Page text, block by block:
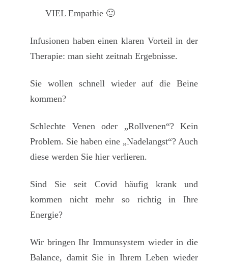
VIEL Empathie 🙂
Infusionen haben einen klaren Vorteil in der
Therapie: man sieht zeitnah Ergebnisse.
Sie wollen schnell wieder auf die Beine
kommen?
Schlechte Venen oder „Rollvenen“? Kein
Problem. Sie haben eine „Nadelangst“? Auch
diese werden Sie hier verlieren.
Sind Sie seit Covid häufig krank und
kommen nicht mehr so richtig in Ihre
Energie?
Wir bringen Ihr Immunsystem wieder in die
Balance, damit Sie in Ihrem Leben wieder